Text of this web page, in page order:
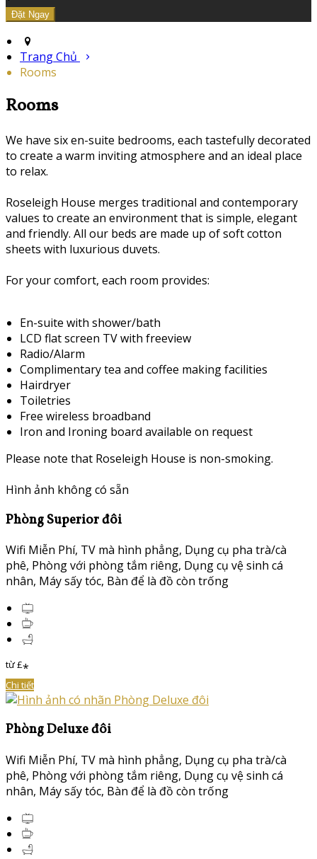
Trang Chủ
Rooms
Rooms
We have six en-suite bedrooms, each tastefully decorated
to create a warm inviting atmosphere and an ideal place
to relax.
Roseleigh House merges traditional and contemporary
values to create an environment that is simple, elegant
and friendly. All our beds are made up of soft cotton
sheets with luxurious duvets.
For your comfort, each room provides:
En-suite with shower/bath
LCD flat screen TV with freeview
Radio/Alarm
Complimentary tea and coffee making facilities
Hairdryer
Toiletries
Free wireless broadband
Iron and Ironing board available on request
Please note that Roseleigh House is non-smoking.
Hình ảnh không có sẵn
Phòng Superior đôi
Wifi Miễn Phí, TV mà hình phẳng, Dụng cụ pha trà/cà
phê, Phòng với phòng tắm riêng, Dụng cụ vệ sinh cá
nhân, Máy sấy tóc, Bàn để là đồ còn trống
từ£*
Chi tiết
Phòng Deluxe đôi
Wifi Miễn Phí, TV mà hình phẳng, Dụng cụ pha trà/cà
phê, Phòng với phòng tắm riêng, Dụng cụ vệ sinh cá
nhân, Máy sấy tóc, Bàn để là đồ còn trống